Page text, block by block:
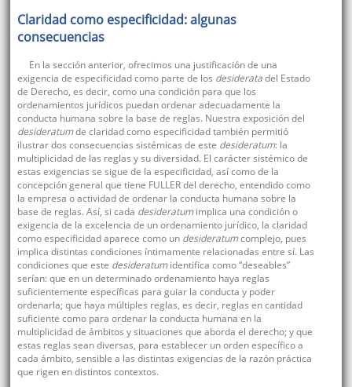
Claridad como especificidad: algunas
consecuencias
En la sección anterior, ofrecimos una justificación de una
exigencia de especificidad como parte de los desideratadel Estado
de Derecho, es decir, como una condición para que los
ordenamientos jurídicos puedan ordenar adecuadamente la
conducta humana sobre la base de reglas. Nuestra exposición del
desideratumde claridad como especificidad también permitió
ilustrar dos consecuencias sistémicas de este desideratum: la
multiplicidad de las reglas y su diversidad. El carácter sistémico de
estas exigencias se sigue de la especificidad, así como de la
concepción general que tiene FULLER del derecho, entendido como
la empresa o actividad de ordenar la conducta humana sobre la
base de reglas. Así, si cada desideratumimplica una condición o
exigencia de la excelencia de un ordenamiento jurídico, la claridad
como especificidad aparece como un desideratumcomplejo, pues
implica distintas condiciones íntimamente relacionadas entre sí. Las
condiciones que este desideratumidentifica como “deseables”
serían: que en un determinado ordenamiento haya reglas
suficientemente específicas para guiar la conducta y poder
ordenarla; que haya múltiples reglas, es decir, reglas en cantidad
suficiente como para ordenar la conducta humana en la
multiplicidad de ámbitos y situaciones que aborda el derecho; y que
estas reglas sean diversas, para establecer un orden específico a
cada ámbito, sensible a las distintas exigencias de la razón práctica
que rigen en distintos contextos.